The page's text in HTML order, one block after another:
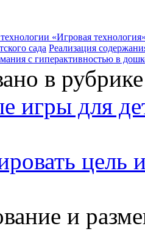
«Игровая
сада Реализация
с гиперактивностью в
в
игры для
цель
и